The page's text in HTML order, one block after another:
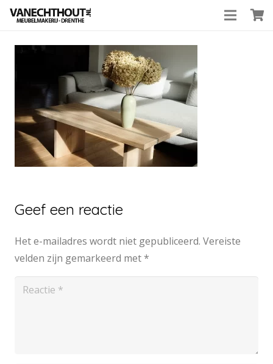
Geef een reactie
Het e-mailadres wordt niet gepubliceerd. Vereiste
velden zijn gemarkeerd met*